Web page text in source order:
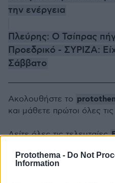
Protothema - Do Not
Information
την ενέργεια
Πλεύρης: Ο Τσίπρας
Προεδρικό - ΣΥΡΙΖΑ:
Σάββατο
Ακολουθήστε το
και μάθετε πρώτοι όλες τις
Δείτε όλες τις τελευταίες
Protothema.gr